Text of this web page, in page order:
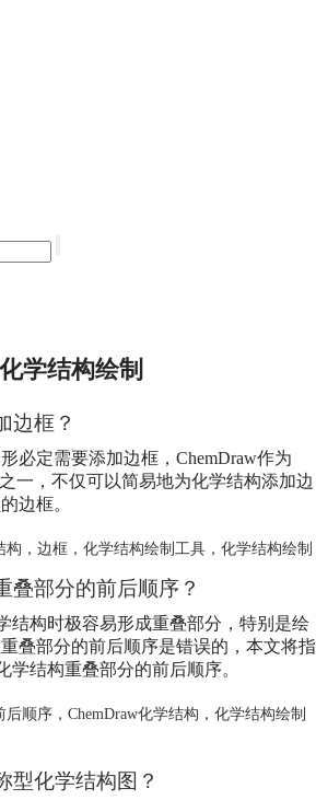
化学结构绘制
边框？
必定需要添加边框，ChemDraw作为
一，不仅可以简易地为化学结构添加边
边框。
构 ， 边框， 化学结构绘制工具， 化学结构绘制
叠部分的前后顺序？
结构时极容易形成重叠部分，特别是绘
叠部分的前后顺序是错误的，本文将指
学结构重叠部分的前后顺序。
后顺序， ChemDraw化学结构 ， 化学结构绘制
型化学结构图？